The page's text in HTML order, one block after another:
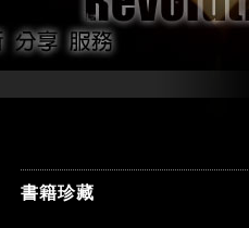
書籍珍藏